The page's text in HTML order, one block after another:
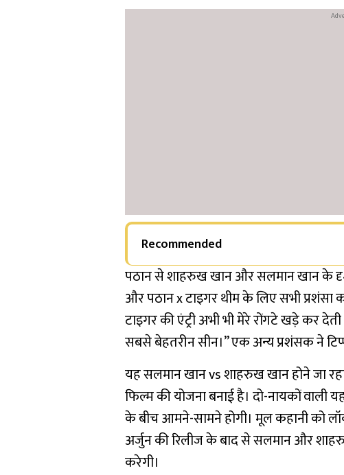
Recommended
पठान से शाहरुख खान और सलमान खान के
और पठान x टाइगर थीम के लिए सभी
टाइगर की एंट्री अभी भी मेरे रोंगटे खड़े कर
सबसे बेहतरीन सीन।” एक अन्य प्रशंसक ने
यह सलमान खान vs शाहरुख खान होने जा
फिल्म की योजना बनाई है। दो-नायकों वाली
के बीच आमने-सामने होगी। मूल कहानी को
अर्जुन की रिलीज के बाद से सलमान और
करेगी।